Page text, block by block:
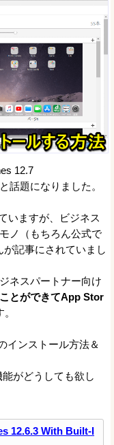
12.7
話題になりました。
いますが、ビジネス
ノ（もちろん公式で
記事にされていまし
ネスパートナー向け
とができてApp Stor
インストール方法＆
がどうしても欲し
12.6.3 With Built-I